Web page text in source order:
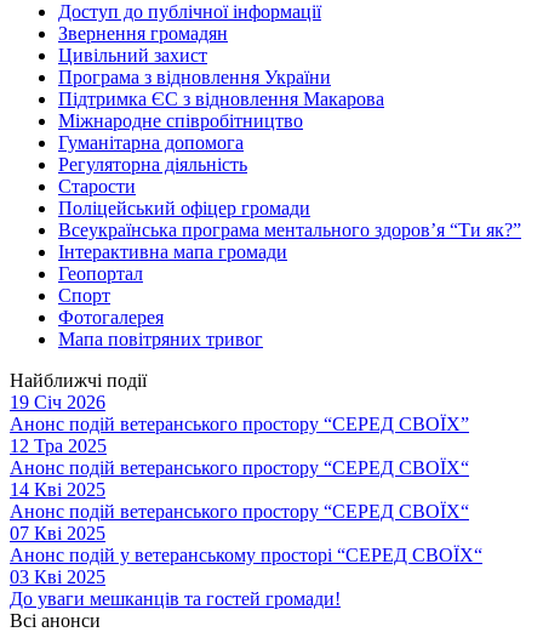
Доступ до публічної інформації
Звернення громадян
Цивільний захист
Програма з відновлення України
Підтримка ЄС з відновлення Макарова
Міжнародне співробітництво
Гуманітарна допомога
Регуляторна діяльність
Старости
Поліцейський офіцер громади
Всеукраїнська програма ментального здоров’я “Ти як?”
Інтерактивна мапа громади
Геопортал
Спорт
Фотогалерея
Мапа повітряних тривог
Найближчі події
19 Січ 2026
Анонс подій ветеранського простору “СЕРЕД СВОЇХ”
12 Тра 2025
Анонс подій ветеранського простору “СЕРЕД СВОЇХ“
14 Кві 2025
Анонс подій ветеранського простору “СЕРЕД СВОЇХ“
07 Кві 2025
Анонс подій у ветеранському просторі “СЕРЕД СВОЇХ“
03 Кві 2025
До уваги мешканців та гостей громади!
Всі анонси